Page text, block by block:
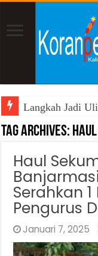
Langkah Jadi
Tag Archives: haul
Haul
Serahkan
Pengurus
Januari 7, 2025